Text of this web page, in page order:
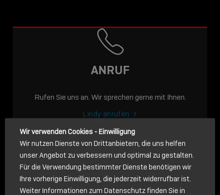
USB-C ÜBER LANGE
DISTANZEN: AKTIVE
USB-C-KABEL FÜR
STABILE 10 GBIT/S BIS
ANRUF
Rufen Sie uns an. Wir sprechen gerne mit Ihnen.
Lindy anrufen
NACHRICHT
Wir verwenden Cookies - Einwilligung
Wir nutzen Dienste von Drittanbietern, die uns helfen
unser Angebot zu verbessern und optimal zu gestalten.
Für die Verwendung bestimmter Dienste benötigen wir
Ihre vorherige Einwilligung, die jederzeit widerrufbar ist.
Weiter Informationen zum Datenschutz finden Sie in